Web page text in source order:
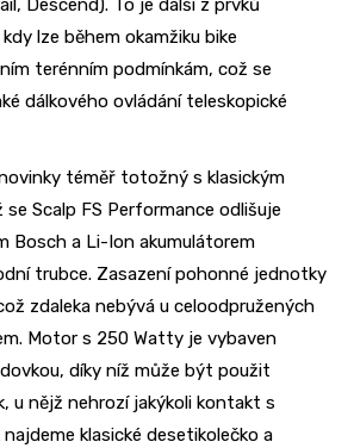
Descend). To je další z prvků
lze během okamžiku bike
terénním podmínkám, což se
dálkového ovládání teleskopické
téměř totožný s klasickým
Scalp FS Performance odlišuje
Bosch a Li-Ion akumulátorem
trubce. Zasazení pohonné jednotky
zdaleka nebývá u celoodpružených
Motor s 250 Watty je vybaven
díky níž může být použit
u nějž nehrozí jakýkoli kontakt s
klasické desetikolečko a